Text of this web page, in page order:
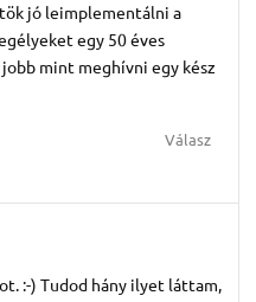
tök jó leimplementálni a
egy 50 éves
mint meghívni egy kész
Válasz
:-) Tudod hány ilyet láttam,